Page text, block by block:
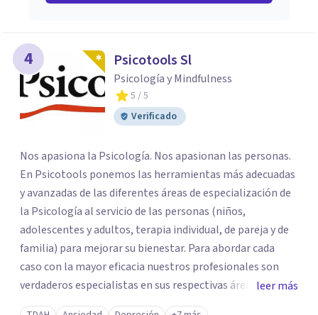
4 Psicotools Sl
Psicología y Mindfulness
5 / 5
Verificado
Nos apasiona la Psicología. Nos apasionan las personas.
En Psicotools ponemos las herramientas más adecuadas
y avanzadas de las diferentes áreas de especialización de
la Psicología al servicio de las personas (niños,
adolescentes y adultos, terapia individual, de pareja y de
familia) para mejorar su bienestar. Para abordar cada
caso con la mayor eficacia nuestros profesionales son
verdaderos especialistas en sus respectivas áreas y se
mantienen al día de las últimas novedades y avances
leer más